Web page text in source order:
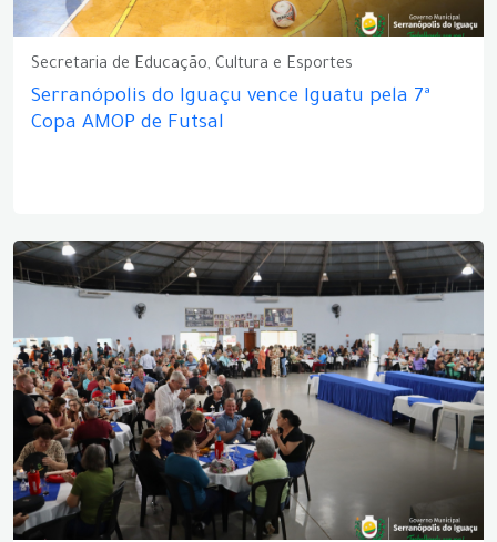
Secretaria de Educação, Cultura e Esportes
Serranópolis do Iguaçu vence Iguatu pela 7ª
Copa AMOP de Futsal